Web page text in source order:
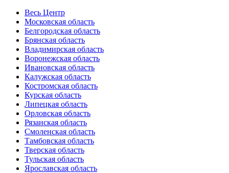
Весь Центр
Московская область
Белгородская область
Брянская область
Владимирская область
Воронежская область
Ивановская область
Калужская область
Костромская область
Курская область
Липецкая область
Орловская область
Рязанская область
Смоленская область
Тамбовская область
Тверская область
Тульская область
Ярославская область